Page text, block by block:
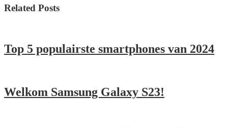
Related Posts
Top 5 populairste smartphones van 2024
Welkom Samsung Galaxy S23!